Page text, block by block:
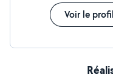
Voir le profil